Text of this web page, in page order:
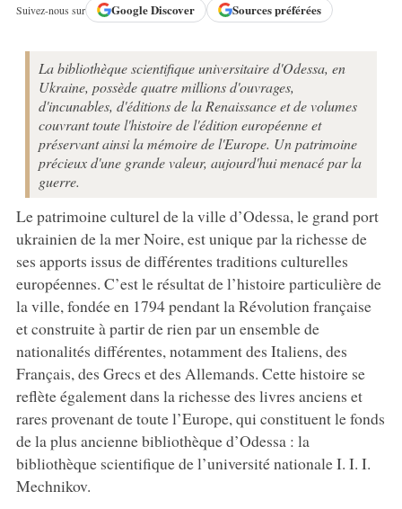
Suivez-nous sur GoogleDiscover Sources préférées
La bibliothèque scientifique universitaire d'Odessa, en
Ukraine, possède quatre millions d'ouvrages,
d'incunables, d'éditions de la Renaissance et de volumes
couvrant toute l'histoire de l'édition européenne et
préservant ainsi la mémoire de l'Europe. Un patrimoine
précieux d'une grande valeur, aujourd'hui menacé par la
guerre.
Le patrimoine culturel de la ville d’Odessa, le grand port
ukrainien de la mer Noire, est unique par la richesse de
ses apports issus de différentes traditions culturelles
européennes. C’est le résultat de l’histoire particulière de
la ville, fondée en 1794 pendant la Révolution française
et construite à partir de rien par un ensemble de
nationalités différentes, notamment des Italiens, des
Français, des Grecs et des Allemands. Cette histoire se
reflète également dans la richesse des livres anciens et
rares provenant de toute l’Europe, qui constituent le fonds
de la plus ancienne bibliothèque d’Odessa : la
bibliothèque scientifique de l’université nationale I. I. I.
Mechnikov.